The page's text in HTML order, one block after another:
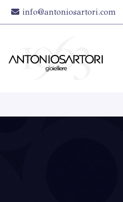
info@antoniosartori.com